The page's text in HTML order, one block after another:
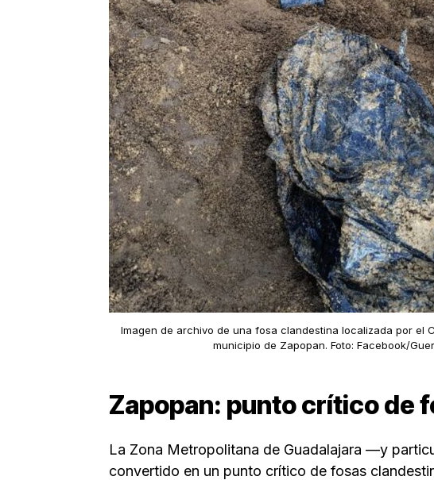
Imagen de archivo de una fosa clandestina localizada por el
municipio de Zapopan. Foto: Facebook/
Zapopan: punto crítico de
La Zona Metropolitana de Guadalajara —y
convertido en un punto crítico de fosas